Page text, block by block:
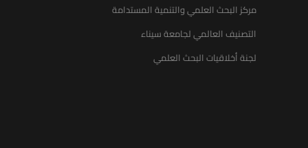
مركز البحث العلمي والتنمية المستدامة
التصنيف العالمي لجامعة سيناء
لجنة أخلاقيات البحث العلمي